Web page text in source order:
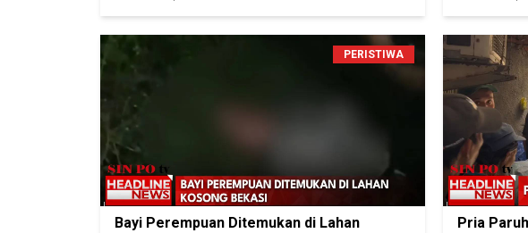
PERISTIWA
Bayi Perempuan Ditemukan di Lahan
Pria